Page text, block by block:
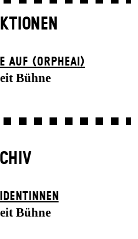
AUF (ORPHEAI)
Bühne
Bühne